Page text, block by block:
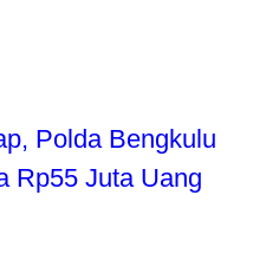
Polda Bengkulu
Rp55 Juta Uang